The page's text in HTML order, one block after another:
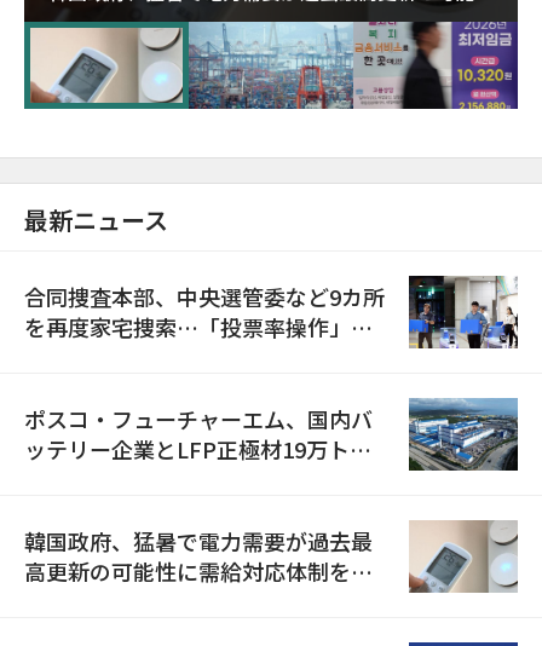
に需給対応体制を点検
最新ニュース
合同捜査本部、中央選管委など9カ所
を再度家宅捜索…「投票率操作」の
ポスコ・フューチャーエム、国内バ
ッテリー企業とLFP正極材19万トン
韓国政府、猛暑で電力需要が過去最
高更新の可能性に需給対応体制を点